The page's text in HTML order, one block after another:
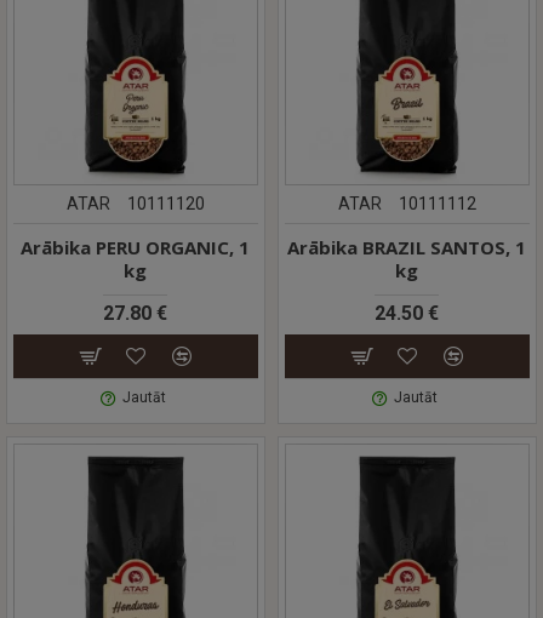
ATAR 10111120
Arābika PERU ORGANIC, 1
kg
27.80 €
Jautāt
ATAR 10111112
Arābika BRAZIL SANTOS, 1
kg
24.50 €
Jautāt